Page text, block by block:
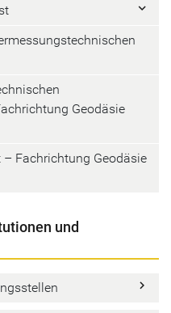
keyboard_arrow_right
Geodäsie
Fachrichtung Geodäsie
und
keyboard_arrow_right